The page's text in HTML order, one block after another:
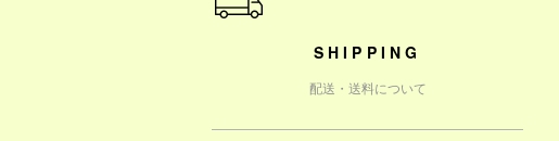
SHIPPING
配送・送料について